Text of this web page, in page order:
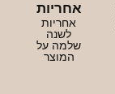
אחריות
אחריות
לשנה
שלמה על
המוצר